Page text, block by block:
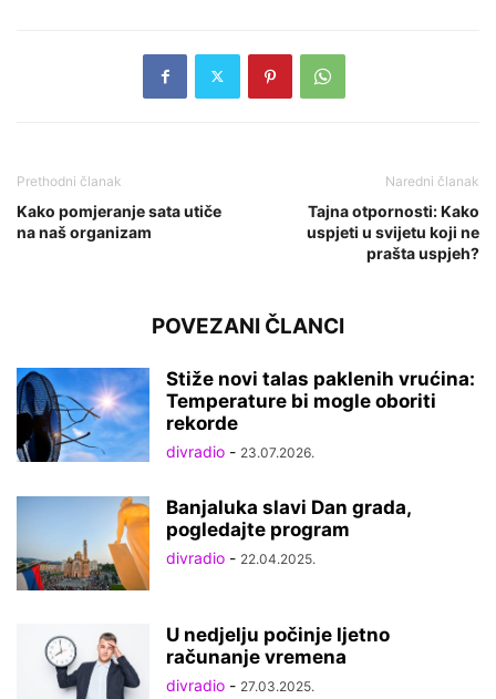
Prethodni članak
Kako pomjeranje sata utiče
na naš organizam
Naredni članak
Tajna otpornosti: Kako
uspjeti u svijetu koji ne
prašta uspjeh?
POVEZANI ČLANCI
Stiže novi talas paklenih vrućina:
Temperature bi mogle oboriti
rekorde
divradio - 23.07.2026.
Banjaluka slavi Dan grada,
pogledajte program
divradio - 22.04.2025.
U nedjelju počinje ljetno
računanje vremena
divradio - 27.03.2025.